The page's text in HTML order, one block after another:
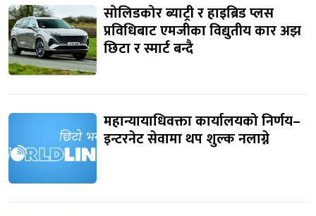
सोलिडकोर ब्याट्री र हाइब्रिड प्लस
प्रविधिबाट एमजीका विद्युतीय कार अझ
छिटा र स्मार्ट बन्दै
महान्यायाधिवक्ता कार्यालयको निर्णय–
इन्टरनेट सेवामा थप शुल्क नलाग्ने